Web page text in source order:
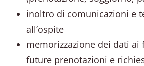
inoltro di comunicazioni e
all’ospite
memorizzazione dei dati ai
future prenotazioni e